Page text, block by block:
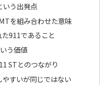
いう出発点
を組み合わせた意味
911であること
う価値
STとのつながり
すいが同じではない